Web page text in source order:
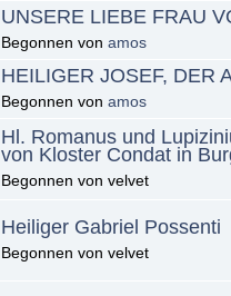
UNSERE LIEBE FRAU
Begonnen von amos
HEILIGER JOSEF, DER
Begonnen von amos
Hl. Romanus und
von Kloster Condat in
Begonnen von velvet
Heiliger Gabriel Possenti
Begonnen von velvet